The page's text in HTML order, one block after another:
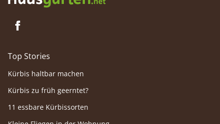
Top Stories
Kürbis haltbar machen
Kürbis zu früh geerntet?
11 essbare Kürbissorten